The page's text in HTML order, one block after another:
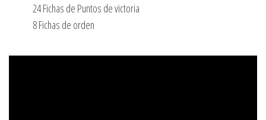
24 Fichas de Puntos de victoria
8 Fichas de orden